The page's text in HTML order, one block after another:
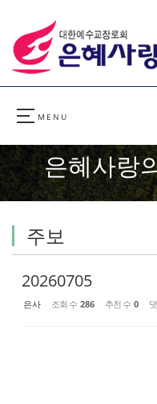
은혜사랑
주보
20260705
은사 조회 수 286 추천 수 0